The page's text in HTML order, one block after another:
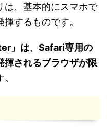
は、基本的にスマホで
するものです。
」は、Safari専用の
揮されるブラウザが限